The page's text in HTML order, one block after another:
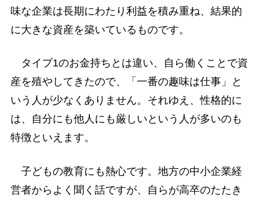
味な企業は長期にわたり利益を積み重ね、結果的
に大きな資産を築いているものです。
タイプ1のお金持ちとは違い、自ら働くことで資
産を殖やしてきたので、「一番の趣味は仕事」と
いう人が少なくありません。それゆえ、性格的に
は、自分にも他人にも厳しいという人が多いのも
特徴といえます。
子どもの教育にも熱心です。地方の中小企業経
営者からよく聞く話ですが、自らが高卒のたたき